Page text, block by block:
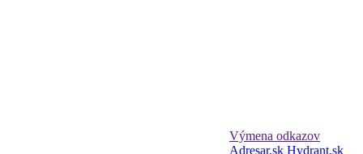
Výmena odkazov
Adresar.sk Hydrant.sk